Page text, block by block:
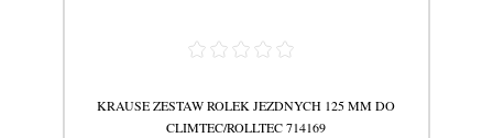
KRAUSE ZESTAW ROLEK JEZDNYCH 125 MM DO
CLIMTEC/ROLLTEC 714169